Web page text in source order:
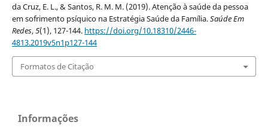
da Cruz, E. L., & Santos, R. M. M. (2019). Atenção à saúde da pessoa
em sofrimento psíquico na Estratégia Saúde da Família.Saúde Em
Redes,5(1), 127-144. https://doi.org/10.18310/2446-
4813.2019v5n1p127-144
Formatos de Citação
Informações